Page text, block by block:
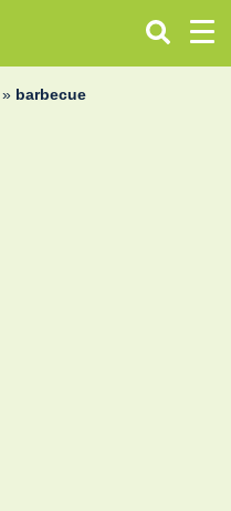
» barbecue